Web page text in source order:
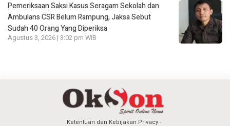
Pemeriksaan Saksi Kasus Seragam Sekolah dan
Ambulans CSR Belum Rampung, Jaksa Sebut
Sudah 40 Orang Yang Diperiksa
Agustus 3, 2026 | 3:02 pm WIB
Ketentuan dan Kebijakan Privacy